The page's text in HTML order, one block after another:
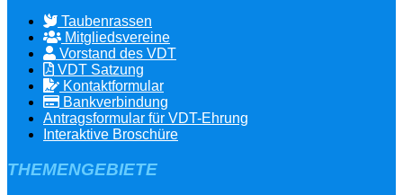
Taubenrassen
Mitgliedsvereine
Vorstand des VDT
VDT Satzung
Kontaktformular
Bankverbindung
Antragsformular für VDT-Ehrung
Interaktive Broschüre
THEMENGEBIETE